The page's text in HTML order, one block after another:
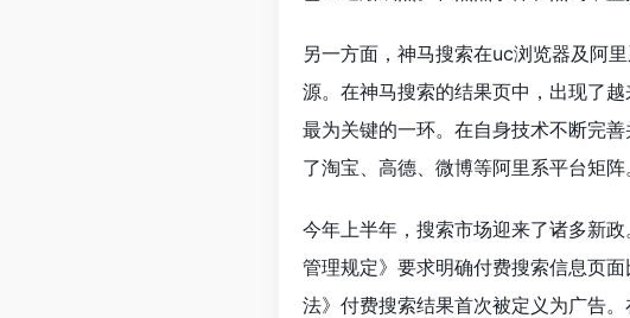
另一方面，神马搜索在uc浏览器及阿
源。在神马搜索的结果页中，出现了
最为关键的一环。在自身技术不断完
了淘宝、高德、微博等阿里系平台矩
今年上半年，搜索市场迎来了诸多新
管理规定》要求明确付费搜索信息页
法》付费搜索结果首次被定义为广告